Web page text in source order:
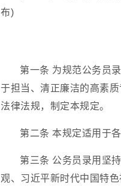
布)
第一条 为规范公务员
于担当、清正廉洁的高素
法律法规，制定本规定。
第二条 本规定适用于
第三条 公务员录用坚
观、习近平新时代中国特